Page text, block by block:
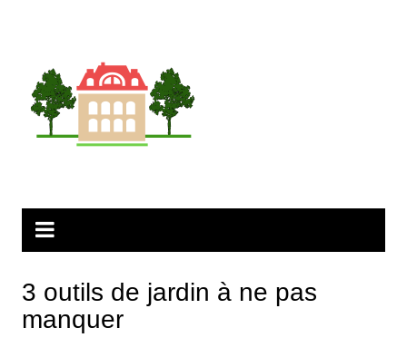
3 outils de jardin à ne pas
manquer